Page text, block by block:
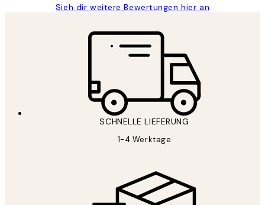
Sieh dir weitere Bewertungen hier an
SCHNELLE LIEFERUNG
1-4 Werktage